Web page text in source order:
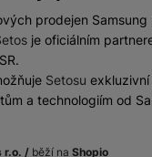
prodejen Samsung
je oficiálním
Setosu
a technologiím od
r.o. / běží na Shopio